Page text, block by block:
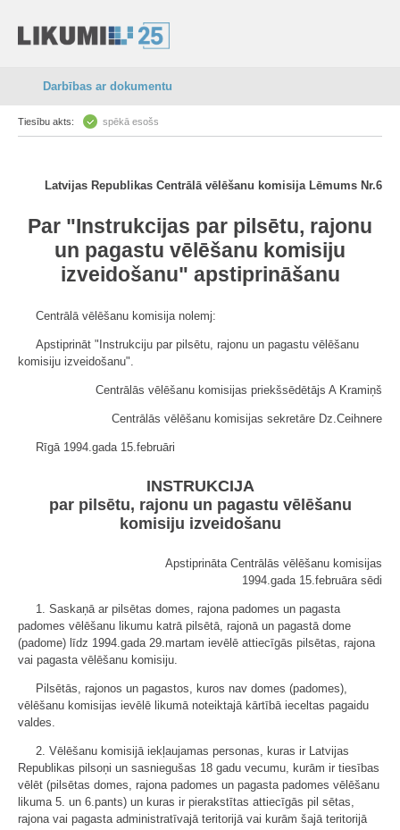
Darbības ar dokumentu
Tiesību akts: spēkā esošs
Latvijas Republikas Centrālā vēlēšanu komisija Lēmums Nr.6
Par "Instrukcijas par pilsētu, rajonu
un pagastu vēlēšanu komisiju
izveidošanu" apstiprināšanu
Centrālā vēlēšanu komisija nolemj:
Apstiprināt "Instrukciju par pilsētu, rajonu un pagastu vēlēšanu
komisiju izveidošanu".
Centrālās vēlēšanu komisijas priekšsēdētājs A Kramiņš
Centrālās vēlēšanu komisijas sekretāre Dz.Ceihnere
Rīgā 1994.gada 15.februāri
INSTRUKCIJA
par pilsētu, rajonu un pagastu vēlēšanu
komisiju izveidošanu
Apstiprināta Centrālās vēlēšanu komisijas
1994.gada 15.februāra sēdi
1. Saskaņā ar pilsētas domes, rajona padomes un pagasta
padomes vēlēšanu likumu katrā pilsētā, rajonā un pagastā dome
(padome) līdz 1994.gada 29.martam ievēlē attiecīgās pilsētas, rajona
vai pagasta vēlēšanu komisiju.
Pilsētās, rajonos un pagastos, kuros nav domes (padomes),
vēlēšanu komisijas ievēlē likumā noteiktajā kārtībā ieceltas pagaidu
valdes.
2. Vēlēšanu komisijā iekļaujamas personas, kuras ir Latvijas
Republikas pilsoņi un sasniegušas 18 gadu vecumu, kurām ir tiesības
vēlēt (pilsētas domes, rajona padomes un pagasta padomes vēlēšanu
likuma 5. un 6.pants) un kuras ir pierakstītas attiecīgās pil sētas,
rajona vai pagasta administratīvajā teritorijā vai kurām šajā teritorijā